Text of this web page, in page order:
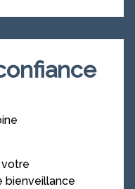
votre
bienveillance